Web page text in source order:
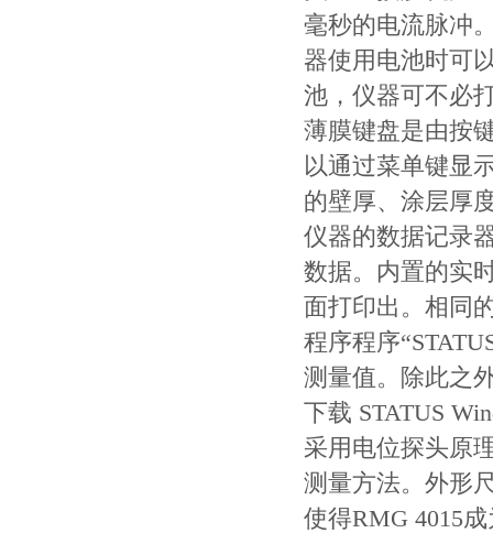
毫秒的电流脉冲
器使用电池时可
池，仪器可不必
薄膜键盘是由按
以通过菜单键显
的壁厚、涂层厚
仪器的数据记录
数据。内置的实
面打印出。相同
程序程序
测量值。除此之
下载 STATUS
采用电位探头原
测量方法。外形
使得RMG 4015